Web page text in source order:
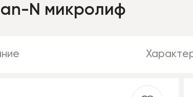
N микролиф